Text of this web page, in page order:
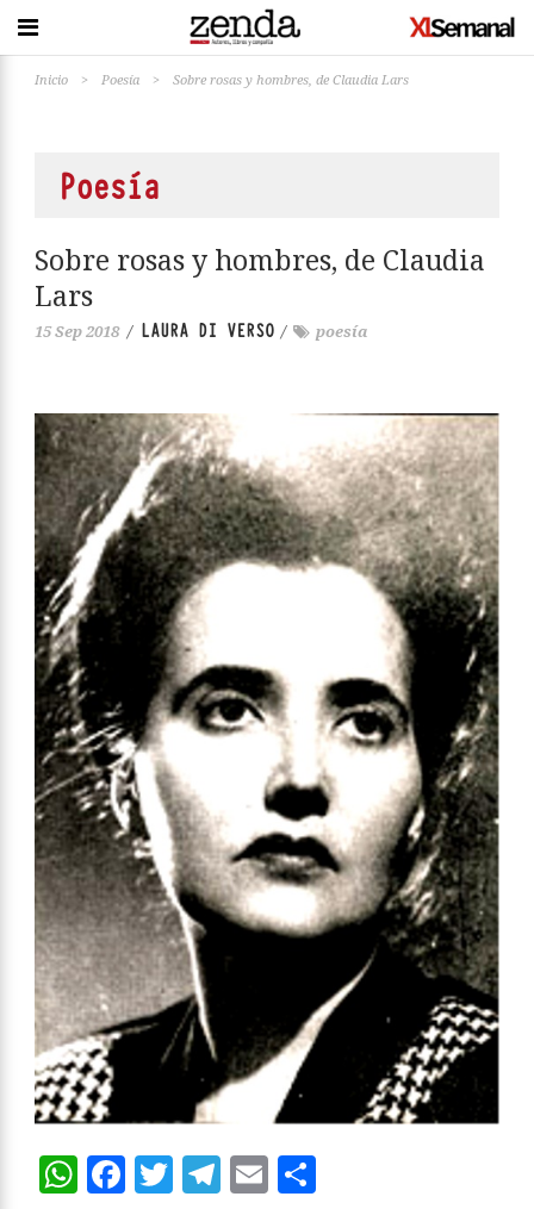
Inicio > Poesía > Sobre rosas y hombres, de Claudia Lars
Poesía
Sobre rosas y hombres, de Claudia
Lars
15 Sep 2018 / LAURA DI VERSO / poesía
WhatsApp
Facebook
Twitter
Telegram
Email